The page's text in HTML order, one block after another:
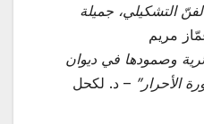
التشكيلي، جميلة
مريم
وصمودها في ديوان
الأحرار” – د. لكحل